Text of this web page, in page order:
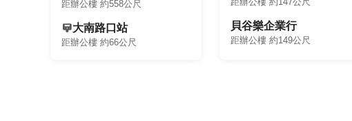
【成交時，須收取成交價的2%服務費】
距辦公樓 約558公尺
大南路口站
距辦公樓 約66公尺
貝谷樂企業行
距辦公樓 約149公尺